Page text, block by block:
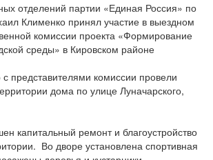
отделений партии «Единая Россия» по
Клименко принял участие в выездном
комиссии проекта «Формирование
среды» в Кировском районе
с представителями комиссии провели
дома по улице Луначарского,
капитальный ремонт и благоустройство
Во дворе установлена спортивная